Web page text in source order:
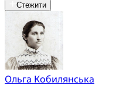
Стежити
Ольга Кобилянська